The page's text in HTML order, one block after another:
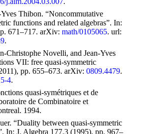
Thibon. “Noncommutative
functions and related algebras”. In:
671–717. arXiv:math/0105065.url:
.
Christophe Novelli, and Jean-Yves
VII: free quasi-symmetric
pp. 655–673. arXiv:0809.4479.
4.
quasi-symétriques et de
de Combinatoire et
1994.
“Duality between quasi-symmetric
In:J. Algebra 177.3 (1995), pp. 967–